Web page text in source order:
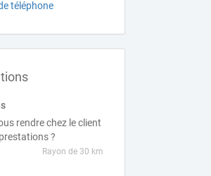
téléphone
rendre chez le client
?
Rayon de 30 km